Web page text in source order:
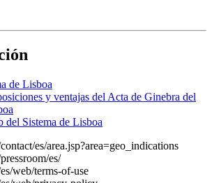
de Lisboa
y ventajas del Acta de Ginebra del
del Sistema de Lisboa
es/area.jsp?area=geo_indications
es/
web/terms-of-use